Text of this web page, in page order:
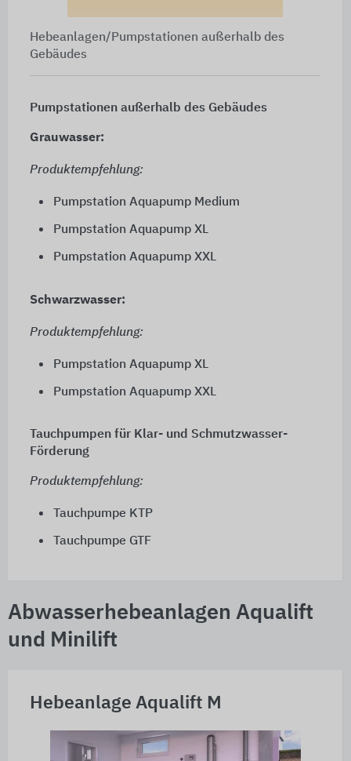
Hebeanlagen/Pumpstationen außerhalb des
Gebäudes
Pumpstationen außerhalb des Gebäudes
Grauwasser:
Produktempfehlung:
Pumpstation Aquapump Medium
Pumpstation Aquapump XL
Pumpstation Aquapump XXL
Schwarzwasser:
Produktempfehlung:
Pumpstation Aquapump XL
Pumpstation Aquapump XXL
Tauchpumpen für Klar- und Schmutzwasser-
Förderung
Produktempfehlung:
Tauchpumpe KTP
Tauchpumpe GTF
Abwasserhebeanlagen Aqualift
und Minilift
Hebeanlage Aqualift M